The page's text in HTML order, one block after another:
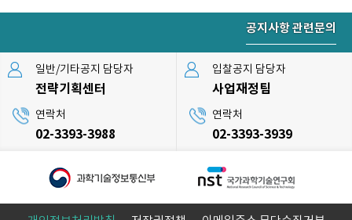
공지사항 관련문의
일반/기타공지 담당자
전략기획센터
연락처
02-3393-3988
입찰공지 담당자
사업재정팀
연락처
02-3393-3939